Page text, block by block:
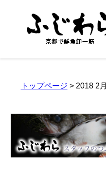
トップページ > 2018 2月